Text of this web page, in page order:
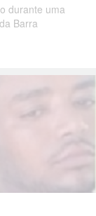
durante uma
Barra